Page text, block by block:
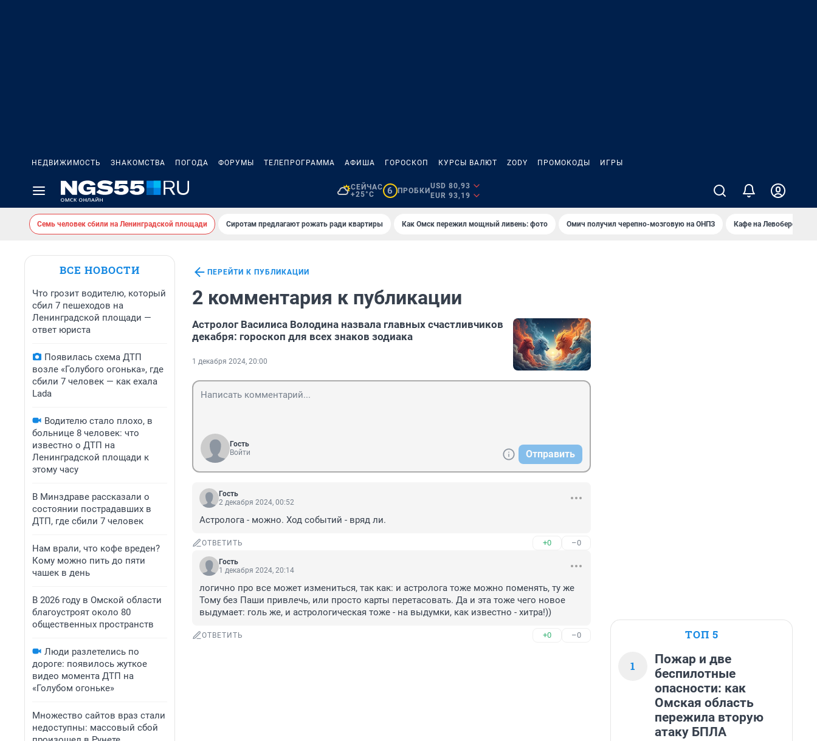
НЕДВИЖИМОСТЬ ЗНАКОМСТВА ПОГОДА ФОРУМЫ ТЕЛЕПРОГРАММА АФИША ГОРОСКОП КУРСЫ ВАЛЮТ ZODY ПРОМОКОДЫ ИГРЫ
СЕЙЧАС
+25°C
6 ПРОБКИ
USD 80,93
EUR 93,19
Семь человек сбили на Ленинградской площади Сиротам предлагают рожать ради квартиры Как Омск пережил мощный ливень: фото Омич получил черепно-мозговую на ОНПЗ Кафе на Левобережье
ВСЕ НОВОСТИ
Что грозит водителю, который
сбил 7 пешеходов на
Ленинградской площади —
ответ юриста
Появилась схема ДТП
возле «Голубого огонька», где
сбили 7 человек — как ехала
Lada
Водителю стало плохо, в
больнице 8 человек: что
известно о ДТП на
Ленинградской площади к
этому часу
В Минздраве рассказали о
состоянии пострадавших в
ДТП, где сбили 7 человек
Нам врали, что кофе вреден?
Кому можно пить до пяти
чашек в день
В 2026 году в Омской области
благоустроят около 80
общественных пространств
Люди разлетелись по
дороге: появилось жуткое
видео момента ДТП на
«Голубом огоньке»
Множество сайтов враз стали
недоступны: массовый сбой
ПЕРЕЙТИ К ПУБЛИКАЦИИ
2 комментария к публикации
Астролог Василиса Володина назвала главных счастливчиков
декабря: гороскоп для всех знаков зодиака
1 декабря 2024, 20:00
Гость
Войти
Отправить
Гость
2 декабря 2024, 00:52
Астролога - можно. Ход событий - вряд ли.
ОТВЕТИТЬ +0 –0
Гость
1 декабря 2024, 20:14
логично про все может измениться, так как: и астролога тоже можно поменять, ту же
Тому без Паши привлечь, или просто карты перетасовать. Да и эта тоже чего новое
выдумает: голь же, и астрологическая тоже - на выдумки, как известно - хитра!))
ОТВЕТИТЬ +0 –0 ТОП 5
1
Пожар и две
беспилотные
опасности: как
Омская область
пережила вторую
атаку БПЛА